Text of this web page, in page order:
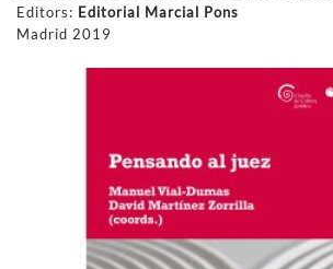
Editors: Editorial Marcial Pons
Madrid 2019